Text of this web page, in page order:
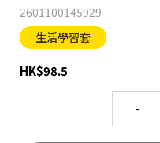
2601100145929
生活學習套
HK$98.5